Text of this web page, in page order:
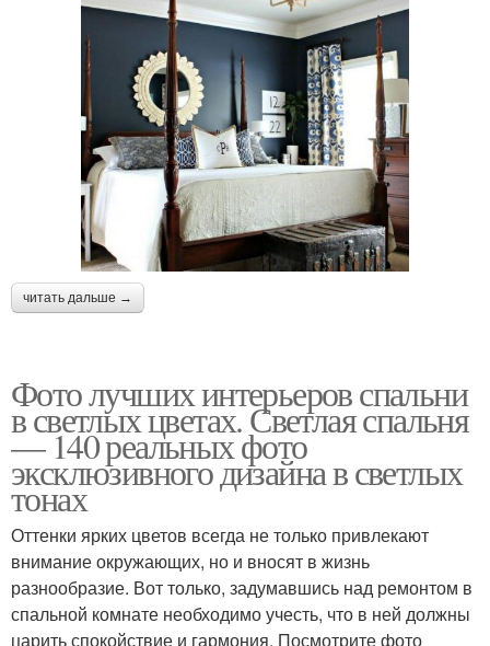
читать дальше →
Фото лучших интерьеров спальни
в светлых цветах. Светлая спальня
— 140 реальных фото
эксклюзивного дизайна в светлых
тонах
Оттенки ярких цветов всегда не только привлекают
внимание окружающих, но и вносят в жизнь
разнообразие. Вот только, задумавшись над ремонтом в
спальной комнате необходимо учесть, что в ней должны
царить спокойствие и гармония. Посмотрите фото